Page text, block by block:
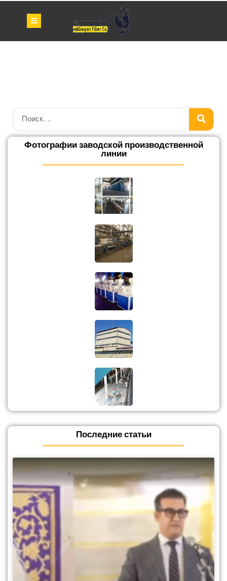
Фотографии заводской производственной
линии
Последние статьи